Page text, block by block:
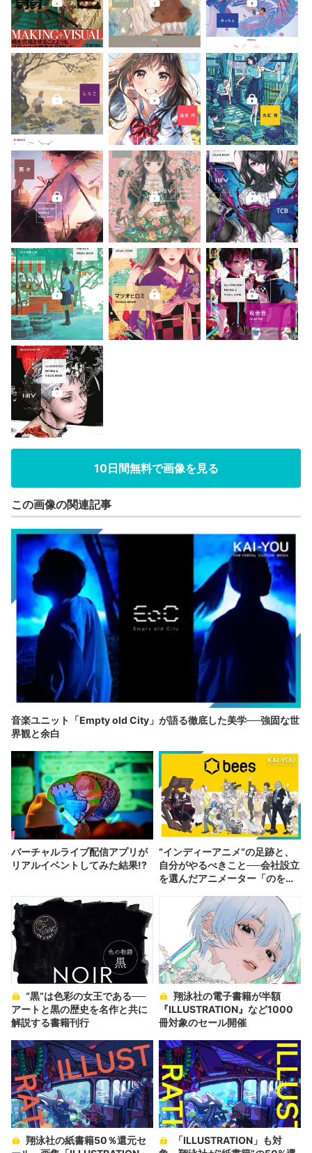
10日間無料で画像を見る
この画像の関連記事
音楽ユニット「Empty old City」が語る徹底した美学──強固な世
界観と余白
バーチャルライブ配信アプリが
リアルイベントしてみた結果!?
“インディーアニメ“の足跡と、
自分がやるべきこと──会社設立
を選んだアニメーター「のを
アートと黒の歴史を名作と共に
解説する書籍刊行
『ILLUSTRATION』など1000
冊対象のセール開催